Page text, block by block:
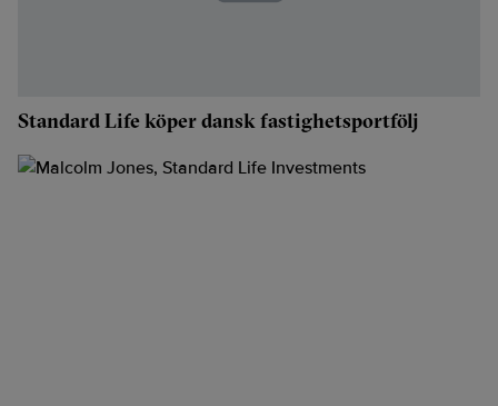
Standard Life köper dansk fastighetsportfölj